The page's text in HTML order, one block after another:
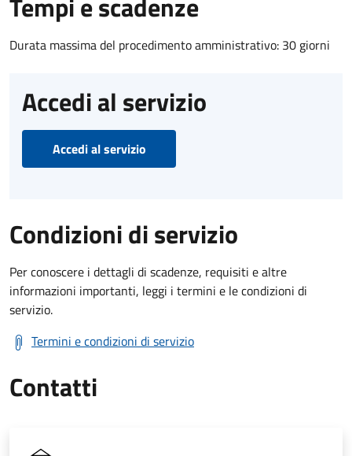
Durata massima del procedimento amministrativo: 30 giorni
Accedi al servizio
Accedi al servizio
Condizioni di servizio
Per conoscere i dettagli di scadenze, requisiti e altre
informazioni importanti, leggi i termini e le condizioni di
servizio.
Termini e condizioni di servizio
Contatti